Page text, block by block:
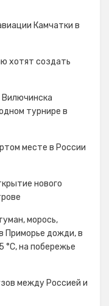
Камчатки в
хотят создать
Вилючинска
турнире в
месте в России
нового
морось,
Приморье дожди, в
на побережье
между Россией и